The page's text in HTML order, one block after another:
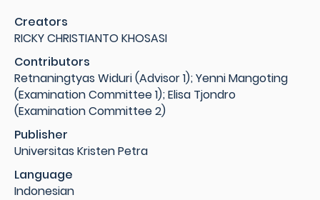
Creators
RICKY CHRISTIANTO KHOSASI
Contributors
Retnaningtyas Widuri (Advisor 1); Yenni Mangoting
(Examination Committee 1); Elisa Tjondro
(Examination Committee 2)
Publisher
Universitas Kristen Petra
Language
Indonesian